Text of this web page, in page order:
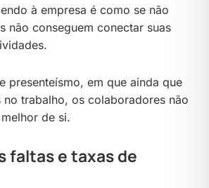
à empresa é como se não
não conseguem conectar suas
presenteísmo, em que ainda que
no trabalho, os colaboradores não
de si.
faltas e taxas de